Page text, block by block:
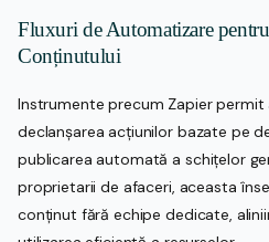
Fluxuri de Automatizare
Conținutului
Instrumente precum Zapier
declanșarea acțiunilor bazate pe
publicarea automată a schițelor
proprietarii de afaceri, aceasta
conținut fără echipe dedicate,